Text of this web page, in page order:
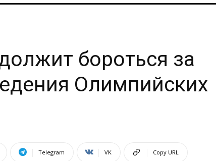
бороться за
Олимпийских
Telegram VK Copy URL